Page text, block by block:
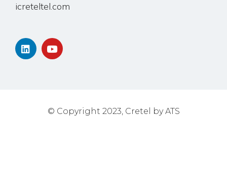
icreteltel.com
© Copyright 2023, Cretel by ATS